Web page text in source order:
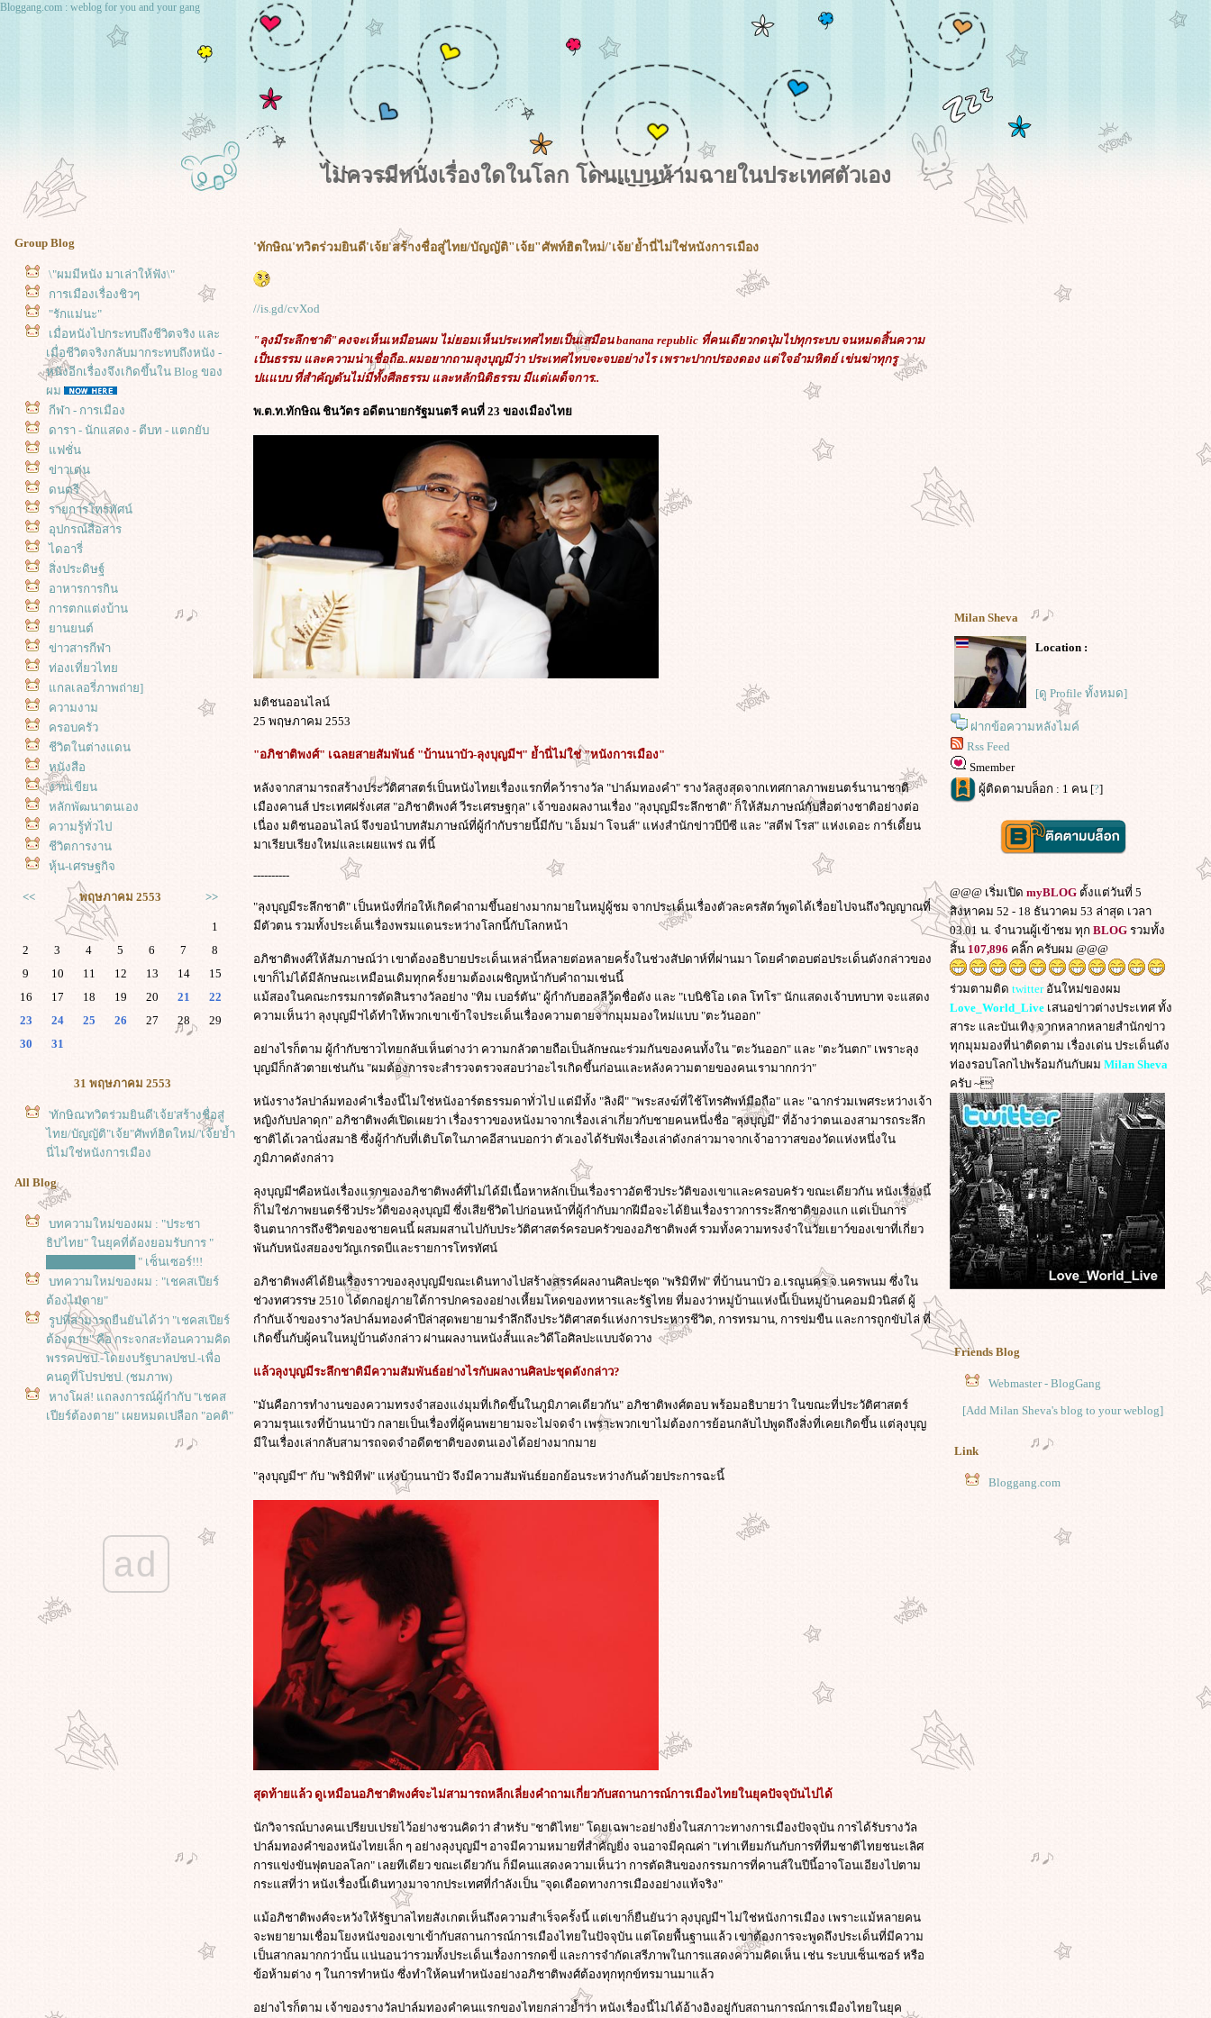
Bloggang.com : weblog for you and your gang
ไม่ควรมีหนังเรื่องใดในโลก โดนแบนห้ามฉายในประเทศตัวเอง
Group Blog
\"ผมมีหนัง มาเล่าให้ฟัง\"
การเมืองเรื่องชิวๆ
"รักแม่นะ"
เมื่อหนังไปกระทบถึงชีวิตจริง และ
เมื่อชีวิตจริงกลับมากระทบถึงหนัง -
หนังอีกเรื่องจึงเกิดขึ้นใน Blog ของ
ผม
กีฬา - การเมือง
ดารา - นักแสดง - ตีบท - แตกยับ
ฟชั่น
ข่าวเด่น
ดนตรี
รายการโทรทัศน์
อุปกรณ์สื่อสาร
ไดอารี่
สิ่งประดิษฐ์
อาหารการกิน
การตกแต่งบ้าน
านยนต์
ข่าวสารกีฬา
ท่องเที่ยวไท
กลเลอรี่ภาพถ่าย]
ความงาม
ครอบครัว
ชีวิตในต่างแดน
หนังสือ
งานเขียน
หลักพัฒนาตนเอง
ความรู้ทั่วไป
ชีวิตการงาน
หุ้น-เศรษฐกิจ
<< พฤษภาคม 2553 >>
1
2
3 4 5 6 7
8
9
10 11 12 13 14
15
16
17 18 19 20 21
22
23
24 25 26 27 28
29
30
31
31 พฤษภาคม 2553
'ทักษิณ'ทวิตร่วมยินดี'เจ้ย'สร้างชื่อสู่
ไทย/บัญญัติ"เจ้ย"ศัพท์ฮิตใหม่/'เจ้ย'ย้ำ
นี่ไม่ใช่หนังการเมือง
All Blog
บทความใหม่ของผม : "ประชา
ธิป'ไทย" ในยุคที่ต้องยอมรับการ "
███████████ " เซ็นเซอร์!!!
บทความใหม่ของผม : "เชคสเปียร์
ต้องไม่ตาย"
รูปที่สามารถยืนยันได้ว่า "เชคสเปียร์
ต้องตาย" คือ กระจกสะท้อนความคิด
พรรคปชป.-โดยงบรัฐบาลปชป.-เพื่อ
คนดูที่โปรปชป. (ชมภาพ)
หางโผล่! แถลงการณ์ผู้กำกับ "เชคส
เปียร์ต้องตาย" เผยหมดเปลือก "อคติ"
ฮคเกอร์จอมป่วนสู่โนเบลสันติภาพ!
หนังสือชีวิต จูเลียน แอสซานจ์ กับ
หนังชีวประวัติผู้ก่อตั้ง WikiLeaks
การประท้วงปิดสนามบิน กับผลกระ
ทบที่คาดไม่ถึง! ในหนังผีกระป๋องสุด
เอาท์ฉบับ 3D : The Child’s Eye
วิกิลีกส์แฉว่าที่ผู้นำจีนประกาศตัวเป็น
ฟนหนังฮอลลีวูดซัดหนังจีน
ของ"จาง อี้โหม่ว"เป็นหนังที่ชวน
วิกิลีกส์แสบ! เลือกวันแฉข้อมูลลับ 14
กระทำการอันขัดต่อรัฐบาล
ad
'ทักษิณ'ทวิตร่วมยินดี'เจ้ย'สร้างชื่อสู่ไทย/บัญญัติ"เจ้ย"ศัพท์ฮิตใหม่/'เจ้ย'ย้ำนี่ไม่ใช่หนังการเมือง
//is.gd/cvXod
"ลุงมีระลึกชาติ"คงจะเห็นเหมือนผม ไม่ยอมเห็นประเทศไทยเป็นเสมือน banana republic ที่คนเดียวกดปุ่มไปทุกระบบ จนหมดสิ้นความ
เป็นธรรม และความน่าเชื่อถือ..ผมอยากถามลุงบุญมีว่า ประเทศไทบจะจบอย่างไร เพราะปากปรองดอง แต่ใจอำมหิตย์ เข่นฆ่าทุกรู
ปแแบบ ที่สำคัญดันไม่มีทั้งศีลธรรม และหลักนิติธรรม มีแต่เผด็จการ..
พ.ต.ท.ทักษิณ ชินวัตร อดีตนายกรัฐมนตรี คนที่ 23 ของเมืองไท
มติชนออนไลน์
25 พฤษภาคม 2553
"อภิชาติพงศ์" เฉลยสายสัมพันธ์ "บ้านนาบัว-ลุงบุญมีฯ" ย้ำนี่ไม่ใช่ "หนังการเมือง"
หลังจากสามารถสร้างประวัติศาสตร์เป็นหนังไทยเรื่องแรกที่คว้ารางวัล "ปาล์มทองคำ" รางวัลสูงสุดจากเทศกาลภาพยนตร์นานาชาติ
เมืองคานส์ ประเทศฝรั่งเศส "อภิชาติพงศ์ วีระเศรษฐกุล" เจ้าของผลงานเรื่อง "ลุงบุญมีระลึกชาติ" ก็ให้สัมภาษณ์กับสื่อต่างชาติอย่างต่อ
เนื่อง มติชนออนไลน์ จึงขอนำบทสัมภาษณ์ที่ผู้กำกับรายนี้มีกับ "เอ็มม่า โจนส์" แห่งสำนักข่าวบีบีซี และ "สตีฟ โรส" แห่งเดอะ การ์เดี้ยน
มาเรียบเรียงใหม่และเผยแพร่ ณ ที่นี้
----------
"ลุงบุญมีระลึกชาติ" เป็นหนังที่ก่อให้เกิดคำถามขึ้นอย่างมากมายในหมู่ผู้ชม จากประเด็นเรื่องตัวละครสัตว์พูดได้เรื่อยไปจนถึงวิญญาณที่
มีตัวตน รวมทั้งประเด็นเรื่องพรมแดนระหว่างโลกนี้กับโลกหน้า
อภิชาติพงศ์ให้สัมภาษณ์ว่า เขาต้องอธิบายประเด็นเหล่านี้หลายต่อหลายครั้งในช่วงสัปดาห์ที่ผ่านมา โดยคำตอบต่อประเด็นดังกล่าวของ
เขาก็ไม่ได้มีลักษณะเหมือนเดิมทุกครั้งยามต้องเผชิญหน้ากับคำถามเช่นนี้
ม้สองในคณะกรรมการตัดสินรางวัลอย่าง "ทิม เบอร์ตัน" ผู้กำกับฮอลลีวู้ดชื่อดัง และ "เบนิซิโอ เดล โทโร" นักแสดงเจ้าบทบาท จะแสดง
ความเห็นว่า ลุงบุญมีฯได้ทำให้พวกเขาเข้าใจประเด็นเรื่องความตายจากมุมมองใหม่แบบ "ตะวันออก"
อย่างไรก็ตาม ผู้กำกับชาวไทยกลับเห็นต่างว่า ความกลัวตายถือเป็นลักษณะร่วมกันของคนทั้งใน "ตะวันออก" และ "ตะวันตก" เพราะลุง
บุญมีก็กลัวตายเช่นกัน "ผมต้องการจะสำรวจตรวจสอบว่าอะไรเกิดขึ้นก่อนและหลังความตายของคนเรามากกว่า"
หนังรางวัลปาล์มทองคำเรื่องนี้ไม่ใช่หนังอาร์ตธรรมดาทั่วไป แต่มีทั้ง "ลิงผี" "พระสงฆ์ที่ใช้โทรศัพท์มือถือ" และ "ฉากร่วมเพศระหว่างเจ้า
หญิงกับปลาดุก" อภิชาติพงศ์เปิดเผยว่า เรื่องราวของหนังมาจากเรื่องเล่าเกี่ยวกับชายคนหนึ่งชื่อ "ลุงบุญมี" ที่อ้างว่าตนเองสามารถระลึก
ชาติได้เวลานั่งสมาธิ ซึ่งผู้กำกับที่เติบโตในภาคอีสานบอกว่า ตัวเองได้รับฟังเรื่องเล่าดังกล่าวมาจากเจ้าอาวาสของวัดแห่งหนึ่งใน
ภูมิภาคดังกล่าว
ลุงบุญมีฯคือหนังเรื่องแรกของอภิชาติพงศ์ที่ไม่ได้มีเนื้อหาหลักเป็นเรื่องราวอัตชีวประวัติของเขาและครอบครัว ขณะเดียวกัน หนังเรื่องนี้
ก็ไม่ใช่ภาพยนตร์ชีวประวัติของลุงบุญมี ซึ่งเสียชีวิตไปก่อนหน้าที่ผู้กำกับมากฝีมือจะได้ยินเรื่องราวการระลึกชาติของแก แต่เป็นการ
จินตนาการถึงชีวิตของชายคนนี้ ผสมผสานไปกับประวัติศาสตร์ครอบครัวของอภิชาติพงศ์ รวมทั้งความทรงจำในวัยเยาว์ของเขาที่เกี่ยว
พันกับหนังสยองขวัญเกรดบีและรายการโทรทัศน์
อภิชาติพงศ์ได้ยินเรื่องราวของลุงบุญมีขณะเดินทางไปสร้างสรรค์ผลงานศิลปะชุด "พริมิทีฟ" ที่บ้านนาบัว อ.เรณูนคร จ.นครพนม ซึ่งใน
ช่วงทศวรรษ 2510 ได้ตกอยู่ภายใต้การปกครองอย่างเหี้ยมโหดของทหารและรัฐไทย ที่มองว่าหมู่บ้านแห่งนี้เป็นหมู่บ้านคอมมิวนิสต์ ผู้
กำกับเจ้าของรางวัลปาล์มทองคำปีล่าสุดพยายามรำลึกถึงประวัติศาสตร์แห่งการประหารชีวิต, การทรมาน, การข่มขืน และการถูกขับไล่ ที่
เกิดขึ้นกับผู้คนในหมู่บ้านดังกล่าว ผ่านผลงานหนังสั้นและวิดีโอศิลปะแบบจัดวาง
ล้วลุงบุญมีระลึกชาติมีความสัมพันธ์อย่างไรกับผลงานศิลปะชุดดังกล่าว?
"มันคือการทำงานของความทรงจำสองแง่มุมที่เกิดขึ้นในภูมิภาคเดียวกัน" อภิชาติพงศ์ตอบ พร้อมอธิบายว่า ในขณะที่ประวัติศาสตร์
ความรุนแรงที่บ้านนาบัว กลายเป็นเรื่องที่ผู้คนพยายามจะไม่จดจำ เพราะพวกเขาไม่ต้องการย้อนกลับไปพูดถึงสิ่งที่เคยเกิดขึ้น แต่ลุงบุญ
มีในเรื่องเล่ากลับสามารถจดจำอดีตชาติของตนเองได้อย่างมากมา
"ลุงบุญมีฯ" กับ "พริมิทีฟ" แห่งบ้านนาบัว จึงมีความสัมพันธ์ยอกย้อนระหว่างกันด้วยประการฉะนี้
สุดท้ายแล้ว ดูเหมือนอภิชาติพงศ์จะไม่สามารถหลีกเลี่ยงคำถามเกี่ยวกับสถานการณ์การเมืองไทยในยุคปัจจุบันไปได้
นักวิจารณ์บางคนเปรียบเปรยไว้อย่างชวนคิดว่า สำหรับ "ชาติไทย" โดยเฉพาะอย่างยิ่งในสภาวะทางการเมืองปัจจุบัน การได้รับรางวัล
ปาล์มทองคำของหนังไทยเล็ก ๆ อย่างลุงบุญมีฯ อาจมีความหมายที่สำคัญยิ่ง จนอาจมีคุณค่า "เท่าเทียมกันกับการที่ทีมชาติไทยชนะเลิศ
การแข่งขันฟุตบอลโลก" เลยทีเดียว ขณะเดียวกัน ก็มีคนแสดงความเห็นว่า การตัดสินของกรรมการที่คานส์ในปีนี้อาจโอนเอียงไปตาม
กระแสที่ว่า หนังเรื่องนี้เดินทางมาจากประเทศที่กำลังเป็น "จุดเดือดทางการเมืองอย่างแท้จริง"
ม้อภิชาติพงศ์จะหวังให้รัฐบาลไทยสังเกตเห็นถึงความสำเร็จครั้งนี้ แต่เขาก็ยืนยันว่า ลุงบุญมีฯ ไม่ใช่หนังการเมือง เพราะแม้หลายคน
จะพยายามเชื่อมโยงหนังของเขาเข้ากับสถานการณ์การเมืองไทยในปัจจุบัน แต่โดยพื้นฐานแล้ว เขาต้องการจะพูดถึงประเด็นที่มีความ
เป็นสากลมากกว่านั้น แน่นอนว่ารวมทั้งประเด็นเรื่องการกดขี่ และการจำกัดเสรีภาพในการแสดงความคิดเห็น เช่น ระบบเซ็นเซอร์ หรือ
ข้อห้ามต่าง ๆ ในการทำหนัง ซึ่งทำให้คนทำหนังอย่างอภิชาติพงศ์ต้องทุกทุกข์ทรมานมาแล้ว
อย่างไรก็ตาม เจ้าของรางวัลปาล์มทองคำคนแรกของไทยกล่าวย้ำว่า หนังเรื่องนี้ไม่ได้อ้างอิงอยู่กับสถานการณ์การเมืองไทยในยุค
Milan Sheva
Location :
[ดู Profile ทั้งหมด]
ฝากข้อความหลังไมค์
Rss Feed
Smember
ผู้ติดตามบล็อก : 1 คน [?]
@@@ เริ่มเปิด myBLOG ตั้งแต่วันที่ 5
สิงหาคม 52 - 18 ธันวาคม 53 ล่าสุด เวลา
03.01 น. จำนวนผู้เข้าชม ทุก BLOG รวมทั้ง
สิ้น 107,896 คลิ๊ก ครับผม @@@
ร่วมตามติด twitterอันใหม่ของผม
Love_World_Live เสนอข่าวต่างประเทศ ทั้ง
สาระ และบันเทิง จากหลากหลายสำนักข่าว
ทุกมุมมองที่น่าติดตาม เรื่องเด่น ประเด็นดัง
ท่องรอบโลกไปพร้อมกันกับผม Milan Sheva
ครับ ~'
Friends Blog
Webmaster - BlogGang
[Add Milan Sheva's blog to your weblog]
Link
Bloggang.com